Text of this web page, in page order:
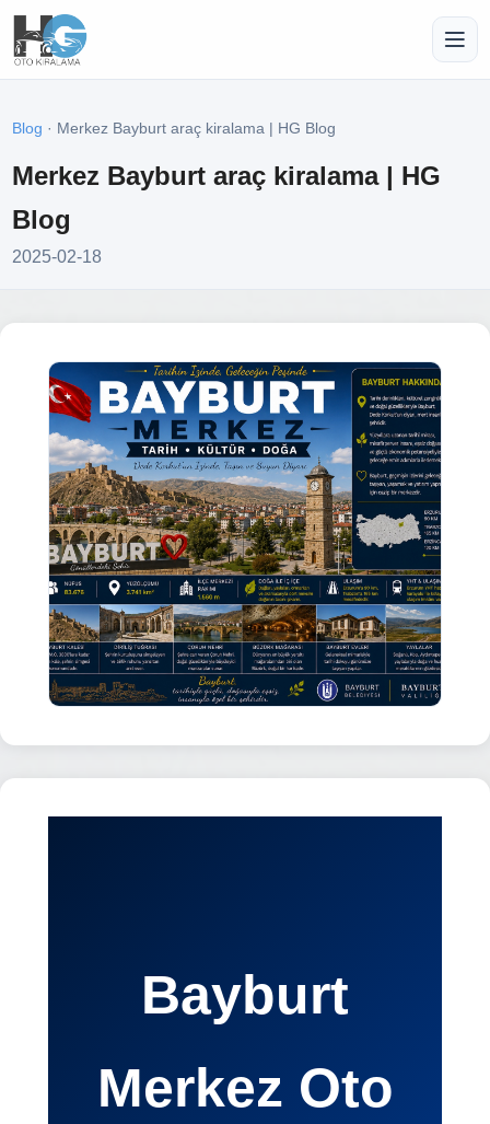
Blog · Merkez Bayburt araç kiralama | HG Blog
Merkez Bayburt araç kiralama | HG
Blog
2025-02-18
Bayburt
Merkez Oto